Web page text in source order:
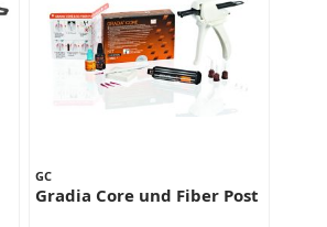
GC
Gradia Core und Fiber Post